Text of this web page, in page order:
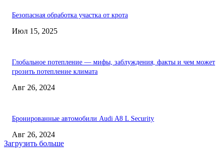
Безопасная обработка участка от крота
Июл 15, 2025
Глобальное потепление — мифы, заблуждения, факты и чем может
грозить потепление климата
Авг 26, 2024
Бронированные автомобили Audi A8 L Security
Авг 26, 2024
Загрузить больше